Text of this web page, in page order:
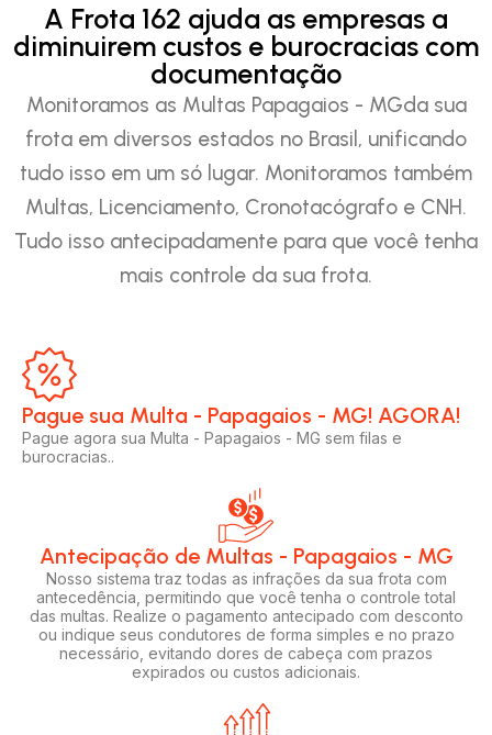
A Frota 162 ajuda as empresas a
diminuirem custos e burocracias com
documentação
Monitoramos as Multas Papagaios - MGda sua
frota em diversos estados no Brasil, unificando
tudo isso em um só lugar. Monitoramos também
Multas, Licenciamento, Cronotacógrafo e CNH.
Tudo isso antecipadamente para que você tenha
mais controle da sua frota.
Pague sua Multa - Papagaios - MG! AGORA!​
Pague agora sua Multa - Papagaios - MG sem filas e
burocracias..
Antecipação de Multas - Papagaios - MG
Nosso sistema traz todas as infrações da sua frota com
antecedência, permitindo que você tenha o controle total
das multas. Realize o pagamento antecipado com desconto
ou indique seus condutores de forma simples e no prazo
necessário, evitando dores de cabeça com prazos
expirados ou custos adicionais.